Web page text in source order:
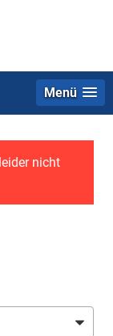
Menü
nicht